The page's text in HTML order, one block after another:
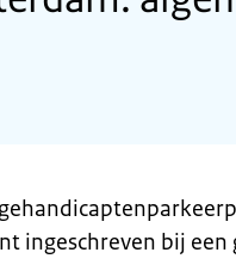
ingeschreven bij een